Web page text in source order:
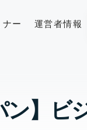
ナー 運営者情報
ン】ビ